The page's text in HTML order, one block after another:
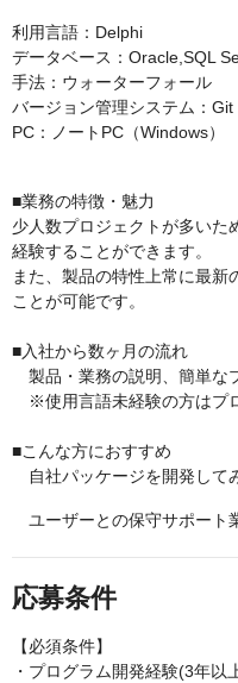
利用言語：Delphi
データベース：Oracle,SQL
手法：ウォーターフォール
バージョン管理システム：Git
PC：ノートPC（Windows）
■業務の特徴・魅力
少人数プロジェクトが多いた
経験することができます。
また、製品の特性上常に最新
ことが可能です。
■入社から数ヶ月の流れ
製品・業務の説明、簡単な
※使用言語未経験の方はプ
■こんな方におすすめ
自社パッケージを開発して
ユーザーとの保守サポート
応募条件
【必須条件】
・プログラム開発経験(3年以